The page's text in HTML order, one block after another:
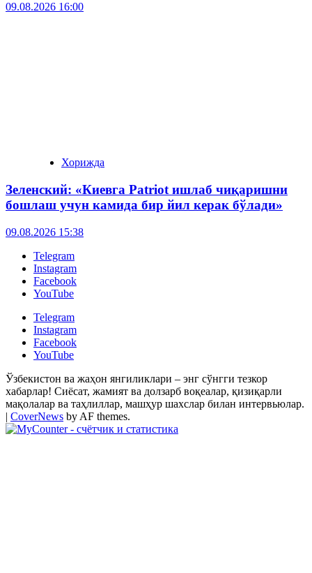
09.08.2026 16:00
Хорижда
Зеленский: «Киевга Patriot ишлаб чиқаришни
бошлаш учун камида бир йил керак бўлади»
09.08.2026 15:38
Telegram
Instagram
Facebook
YouTube
Telegram
Instagram
Facebook
YouTube
Ўзбекистон ва жаҳон янгиликлари – энг сўнгги тезкор
хабарлар! Сиёсат, жамият ва долзарб воқеалар, қизиқарли
мақолалар ва таҳлиллар, машҳур шахслар билан интервьюлар.
| CoverNews by AF themes.